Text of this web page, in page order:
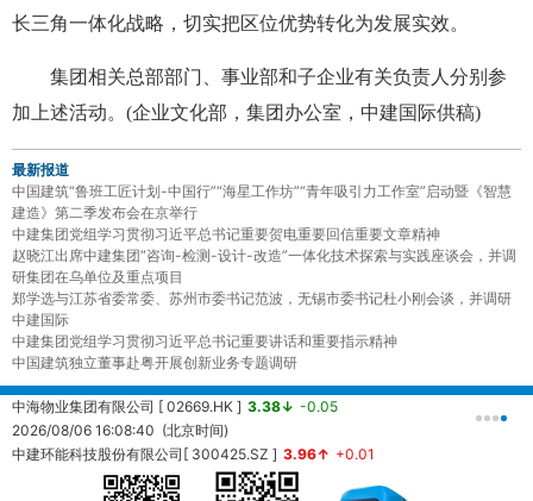
长三角一体化战略，切实把区位优势转化为发展实效。
集团相关总部部门、事业部和子企业有关负责人分别参
加上述活动。(企业文化部，集团办公室，中建国际供稿)
最新报道
中国建筑“鲁班工匠计划-中国行”“海星工作坊”“青年吸引力工作室”启动暨《智慧
建造》第二季发布会在京举行
中建集团党组学习贯彻习近平总书记重要贺电重要回信重要文章精神
赵晓江出席中建集团“咨询-检测-设计-改造”一体化技术探索与实践座谈会，并调
研集团在乌单位及重点项目
郑学选与江苏省委常委、苏州市委书记范波，无锡市委书记杜小刚会谈，并调研
中建国际
中建集团党组学习贯彻习近平总书记重要讲话和重要指示精神
中国建筑独立董事赴粤开展创新业务专题调研
中海物业集团有限公司 [ 02669.HK ] 3.38↓ -0.05
2026/08/06 16:08:40 (北京时间)
中建环能科技股份有限公司[ 300425.SZ ] 3.96↑ +0.01
20260806161430 (北京时间)